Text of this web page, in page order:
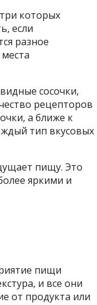
которых
если
разное
сосочки,
рецепторов
а ближе к
тип вкусовых
пищу. Это
яркими и
пищи
и все они
от продукта или